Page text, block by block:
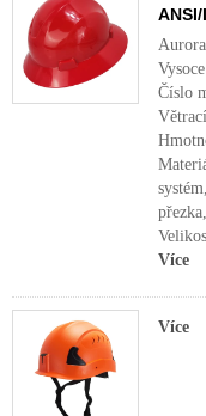
Číslo
Více
Více